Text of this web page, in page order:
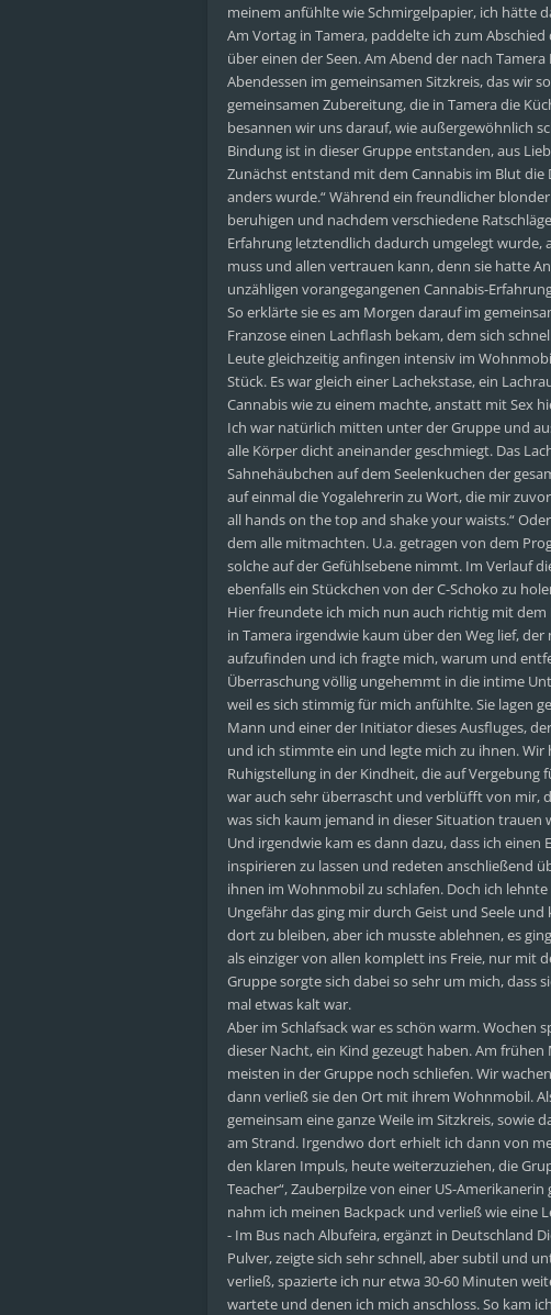
meinem anfühlte wie Schmirgelpapier, ich hätte
Am Vortag in Tamera, paddelte ich zum
über einen der Seen. Am Abend der nach
Abendessen im gemeinsamen Sitzkreis, das wir
gemeinsamen Zubereitung, die in Tamera die
besannen wir uns darauf, wie außergewöhnlich
Bindung ist in dieser Gruppe entstanden, aus
Zunächst entstand mit dem Cannabis im Blut die
anders wurde.“ Während ein freundlicher
beruhigen und nachdem verschiedene
Erfahrung letztendlich dadurch umgelegt wurde,
muss und allen vertrauen kann, denn sie hatte
unzähligen vorangegangenen Cannabis-
So erklärte sie es am Morgen darauf im
Franzose einen Lachflash bekam, dem sich
Leute gleichzeitig anfingen intensiv im
Stück. Es war gleich einer Lachekstase, ein
Cannabis wie zu einem machte, anstatt mit Sex
Ich war natürlich mitten unter der Gruppe und
alle Körper dicht aneinander geschmiegt. Das
Sahnehäubchen auf dem Seelenkuchen der
auf einmal die Yogalehrerin zu Wort, die mir
all hands on the top and shake your waists.“
dem alle mitmachten. U.a. getragen von dem
solche auf der Gefühlsebene nimmt. Im Verlauf
ebenfalls ein Stückchen von der C-Schoko zu
Hier freundete ich mich nun auch richtig mit
in Tamera irgendwie kaum über den Weg lief,
aufzufinden und ich fragte mich, warum und
Überraschung völlig ungehemmt in die intime
weil es sich stimmig für mich anfühlte. Sie lagen
Mann und einer der Initiator dieses Ausfluges,
und ich stimmte ein und legte mich zu ihnen.
Ruhigstellung in der Kindheit, die auf Vergebung
war auch sehr überrascht und verblüfft von mir,
was sich kaum jemand in dieser Situation trauen
Und irgendwie kam es dann dazu, dass ich
inspirieren zu lassen und redeten anschließend
ihnen im Wohnmobil zu schlafen. Doch ich
Ungefähr das ging mir durch Geist und Seele
dort zu bleiben, aber ich musste ablehnen, es
als einziger von allen komplett ins Freie, nur mit
Gruppe sorgte sich dabei so sehr um mich, dass
mal etwas kalt war.
Aber im Schlafsack war es schön warm.
dieser Nacht, ein Kind gezeugt haben. Am
meisten in der Gruppe noch schliefen. Wir
dann verließ sie den Ort mit ihrem Wohnmobil.
gemeinsam eine ganze Weile im Sitzkreis, sowie
am Strand. Irgendwo dort erhielt ich dann von
den klaren Impuls, heute weiterzuziehen, die
Teacher“, Zauberpilze von einer US-
nahm ich meinen Backpack und verließ wie eine
- Im Bus nach Albufeira, ergänzt in Deutschland
Pulver, zeigte sich sehr schnell, aber subtil und
verließ, spazierte ich nur etwa 30-60 Minuten
wartete und denen ich mich anschloss. So kam